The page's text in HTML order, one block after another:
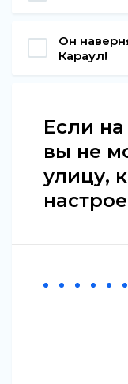
Он
Караул!
Если
вы не
улицу,